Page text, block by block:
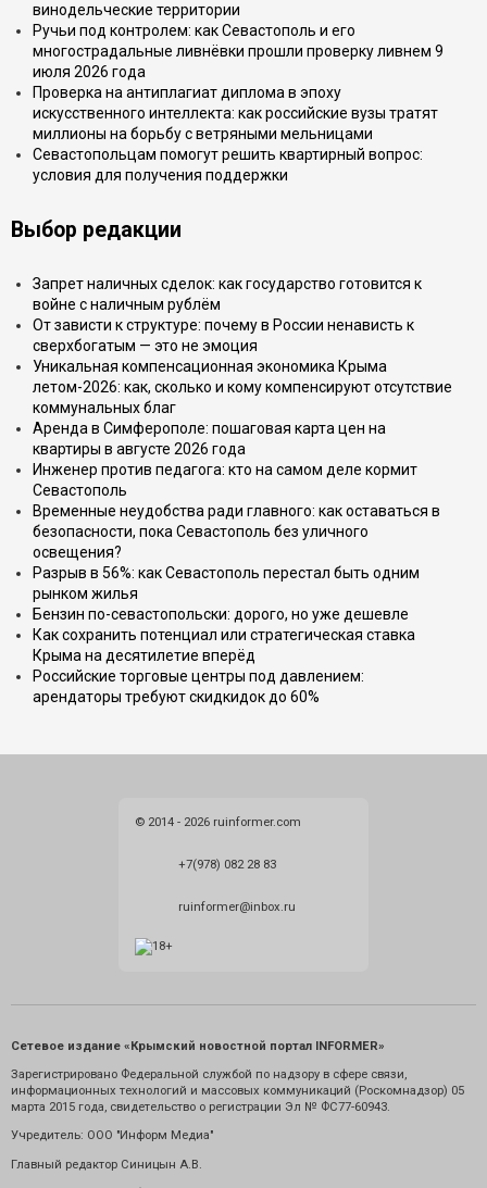
винодельческие территории
Ручьи под контролем: как Севастополь и его
многострадальные ливнёвки прошли проверку ливнем 9
июля 2026 года
Проверка на антиплагиат диплома в эпоху
искусственного интеллекта: как российские вузы тратят
миллионы на борьбу с ветряными мельницами
Севастопольцам помогут решить квартирный вопрос:
условия для получения поддержки
Выбор редакции
Запрет наличных сделок: как государство готовится к
войне с наличным рублём
От зависти к структуре: почему в России ненависть к
сверхбогатым — это не эмоция
Уникальная компенсационная экономика Крыма
летом-2026: как, сколько и кому компенсируют отсутствие
коммунальных благ
Аренда в Симферополе: пошаговая карта цен на
квартиры в августе 2026 года
Инженер против педагога: кто на самом деле кормит
Севастополь
Временные неудобства ради главного: как оставаться в
безопасности, пока Севастополь без уличного
освещения?
Разрыв в 56%: как Севастополь перестал быть одним
рынком жилья
Бензин по-севастопольски: дорого, но уже дешевле
Как сохранить потенциал или стратегическая ставка
Крыма на десятилетие вперёд
Российские торговые центры под давлением:
арендаторы требуют скидкидок до 60%
© 2014 - 2026 ruinformer.com
+7(978) 082 28 83
ruinformer@inbox.ru
Сетевое издание «Крымский новостной портал INFORMER»
Зарегистрировано Федеральной службой по надзору в сфере связи,
информационных технологий и массовых коммуникаций (Роскомнадзор) 05
марта 2015 года, свидетельство о регистрации Эл № ФС77-60943.
Учредитель: ООО "Информ Медиа"
Главный редактор Синицын А.В.